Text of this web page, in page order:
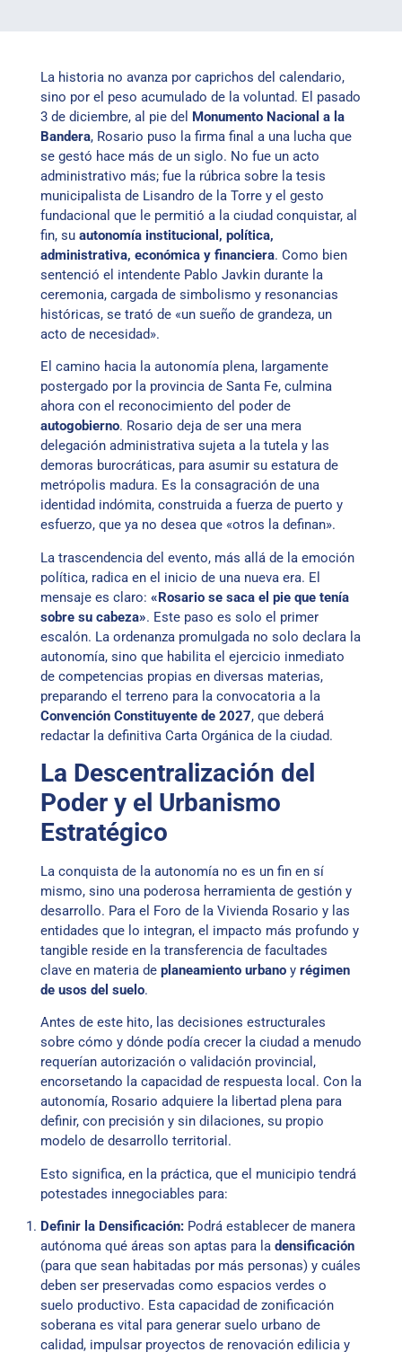
La historia no avanza por caprichos del calendario,
sino por el peso acumulado de la voluntad. El pasado
3 de diciembre, al pie del Monumento Nacional a la
Bandera, Rosario puso la firma final a una lucha que
se gestó hace más de un siglo. No fue un acto
administrativo más; fue la rúbrica sobre la tesis
municipalista de Lisandro de la Torre y el gesto
fundacional que le permitió a la ciudad conquistar, al
fin, su autonomía institucional, política,
administrativa, económica y financiera. Como bien
sentenció el intendente Pablo Javkin durante la
ceremonia, cargada de simbolismo y resonancias
históricas, se trató de «un sueño de grandeza, un
acto de necesidad».
El camino hacia la autonomía plena, largamente
postergado por la provincia de Santa Fe, culmina
ahora con el reconocimiento del poder de
autogobierno. Rosario deja de ser una mera
delegación administrativa sujeta a la tutela y las
demoras burocráticas, para asumir su estatura de
metrópolis madura. Es la consagración de una
identidad indómita, construida a fuerza de puerto y
esfuerzo, que ya no desea que «otros la definan».
La trascendencia del evento, más allá de la emoción
política, radica en el inicio de una nueva era. El
mensaje es claro: «Rosario se saca el pie que tenía
sobre su cabeza». Este paso es solo el primer
escalón. La ordenanza promulgada no solo declara la
autonomía, sino que habilita el ejercicio inmediato
de competencias propias en diversas materias,
preparando el terreno para la convocatoria a la
Convención Constituyente de 2027, que deberá
redactar la definitiva Carta Orgánica de la ciudad.
La Descentralización del
Poder y el Urbanismo
Estratégico
La conquista de la autonomía no es un fin en sí
mismo, sino una poderosa herramienta de gestión y
desarrollo. Para el Foro de la Vivienda Rosario y las
entidades que lo integran, el impacto más profundo y
tangible reside en la transferencia de facultades
clave en materia de planeamiento urbanoy régimen
de usos del suelo.
Antes de este hito, las decisiones estructurales
sobre cómo y dónde podía crecer la ciudad a menudo
requerían autorización o validación provincial,
encorsetando la capacidad de respuesta local. Con la
autonomía, Rosario adquiere la libertad plena para
definir, con precisión y sin dilaciones, su propio
modelo de desarrollo territorial.
Esto significa, en la práctica, que el municipio tendrá
potestades innegociables para:
Definir la Densificación:Podrá establecer de manera
autónoma qué áreas son aptas para la densificación
(para que sean habitadas por más personas) y cuáles
deben ser preservadas como espacios verdes o
suelo productivo. Esta capacidad de zonificación
soberana es vital para generar suelo urbano de
calidad, impulsar proyectos de renovación edilicia y